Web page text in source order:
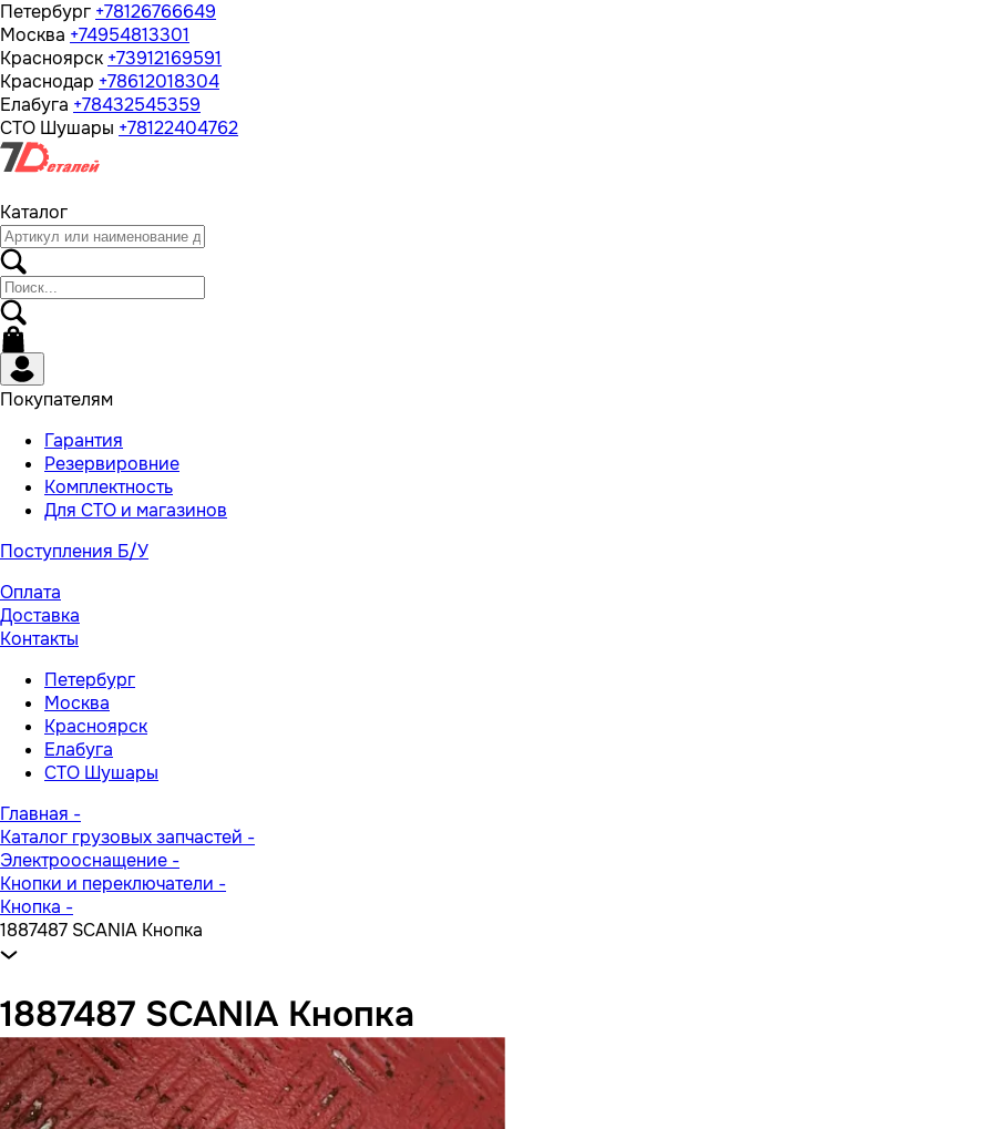
Петербург +78126766649
Москва +74954813301
Красноярск +73912169591
Краснодар +78612018304
Елабуга +78432545359
СТО Шушары +78122404762
Каталог
Покупателям
Гарантия
Резервировние
Комплектность
Для СТО и магазинов
Поступления Б/У
Оплата
Доставка
Контакты
Петербург
Москва
Красноярск
Елабуга
СТО Шушары
Главная -
Каталог грузовых запчастей -
Электрооснащение -
Кнопки и переключатели -
Кнопка -
1887487 SCANIA Кнопка
1887487 SCANIA Кнопка